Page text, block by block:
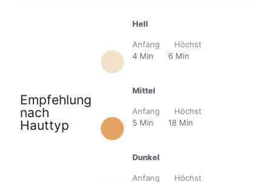
Empfehlung
nach
Hauttyp
Hell
Anfang Höchst
4 Min 6 Min
Mittel
Anfang Höchst
5 Min 18 Min
Dunkel
Anfang Höchst